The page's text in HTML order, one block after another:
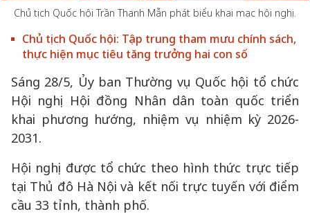
Chủ tịch Quốc hội Trần Thanh Mẫn phát biểu khai mạc hội nghị.
Chủ tịch Quốc hội: Tập trung tham mưu chính sách,
thực hiện mục tiêu tăng trưởng hai con số
Sáng 28/5, Ủy ban Thường vụ Quốc hội tổ chức
Hội nghị Hội đồng Nhân dân toàn quốc triển
khai phương hướng, nhiệm vụ nhiệm kỳ 2026-
2031.
Hội nghị được tổ chức theo hình thức trực tiếp
tại Thủ đô Hà Nội và kết nối trực tuyến với điểm
cầu 33 tỉnh, thành phố.